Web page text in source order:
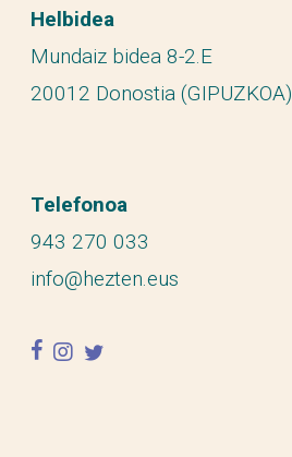
Helbidea
Mundaiz bidea 8-2.E
20012 Donostia (GIPUZKOA)
Telefonoa
943 270 033
info@hezten.eus
facebook
instagram
twitter